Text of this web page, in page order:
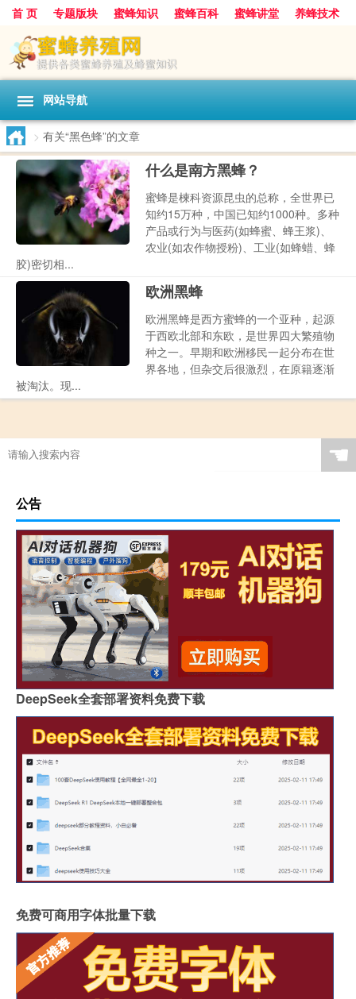
首 页 专题版块 蜜蜂知识 蜜蜂百科 蜜蜂讲堂
养蜂技术
中华蜜蜂
蜂蜜 胡蜂
网站导航
> 有关“黑色蜂”的文章
什么是南方黑蜂？
蜜蜂是楝科资源昆虫的总称，全世界已
知约15万种，中国已知约1000种。多种
产品或行为与医药(如蜂蜜、蜂王浆)、
农业(如农作物授粉)、工业(如蜂蜡、蜂
胶)密切相...
欧洲黑蜂
欧洲黑蜂是西方蜜蜂的一个亚种，起源
于西欧北部和东欧，是世界四大繁殖物
种之一。早期和欧洲移民一起分布在世
界各地，但杂交后很激烈，在原籍逐渐
被淘汰。现...
☚
公告
DeepSeek全套部署资料免费下载
免费可商用字体批量下载